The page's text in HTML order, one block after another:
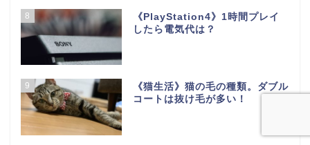
8
《PlayStation4》1時間プレイ
したら電気代は？
9
《猫生活》猫の毛の種類。ダブル
コートは抜け毛が多い！